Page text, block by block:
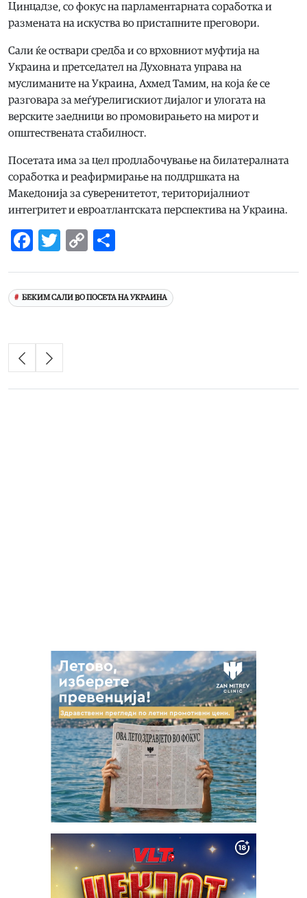
Цинцадзе, со фокус на парламентарната соработка и
размената на искуства во пристапните преговори.
Сали ќе оствари средба и со врховниот муфтија на
Украина и претседател на Духовната управа на
муслиманите на Украина, Ахмед Тамим, на која ќе се
разговара за меѓурелигискиот дијалог и улогата на
верските заедници во промовирањето на мирот и
општествената стабилност.
Посетата има за цел продлабочување на билатералната
соработка и реафирмирање на поддршката на
Македонија за суверенитетот, територијалниот
интегритет и евроатлантската перспектива на Украина.
Facebook
Twitter
Copy
БЕКИМ САЛИ ВО ПОСЕТА НА УКРАИНА